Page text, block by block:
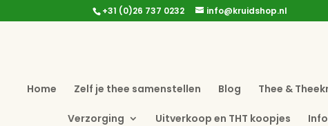
+31 (0)26 737 0232 info@kruidshop.nl
Home Zelf je thee samenstellen Blog Thee &
Verzorging Uitverkoop en THT koopjes